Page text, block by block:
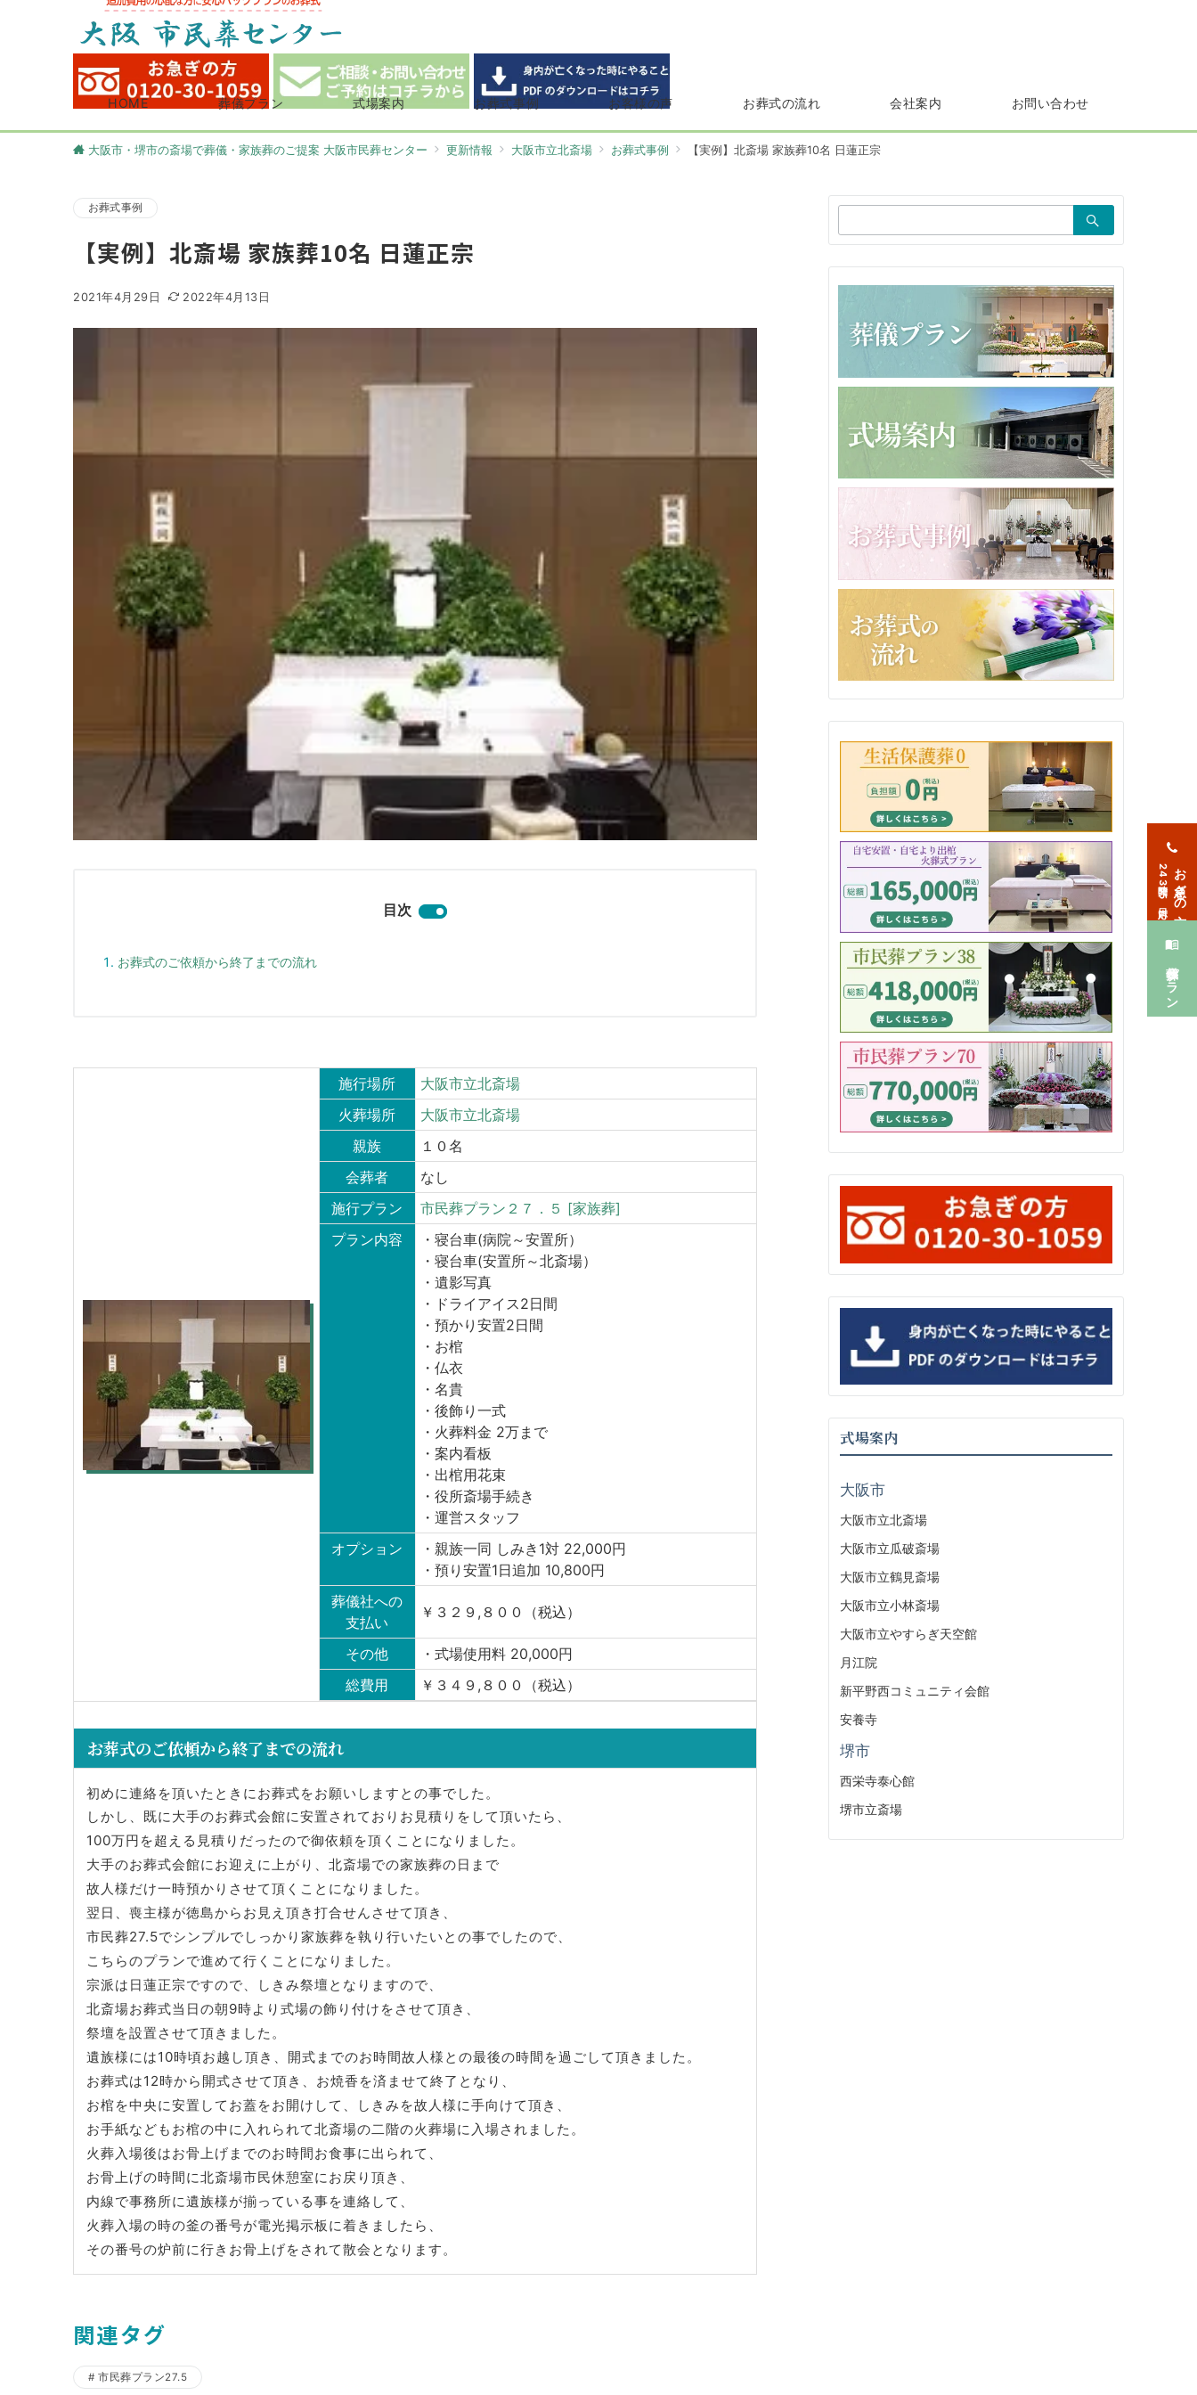
HOME 葬儀プラン 式場案内 お葬式事例 お客様の声 お葬式の流れ 会社案内 お問い合わせ
大阪市・堺市の斎場で葬儀・家族葬のご提案 大阪市民葬センター 更新情報 大阪市立北斎場 お葬式事例 【実例】北斎場 家族葬10名 日蓮正宗
お葬式事例
【実例】北斎場 家族葬10名 日蓮正宗
2021年4月29日 2022年4月13日
目次
お葬式のご依頼から終了までの流れ
施行場所
大阪市立北斎場
火葬場所
大阪市立北斎場
親族
１０名
会葬者
なし
施行プラン
市民葬プラン２７．５ [家族葬]
プラン内容
・寝台車(病院～安置所）
・寝台車(安置所～北斎場）
・遺影写真
・ドライアイス2日間
・預かり安置2日間
・お棺
・仏衣
・名貴
・後飾り一式
・火葬料金 2万まで
・案内看板
・出棺用花束
・役所斎場手続き
・運営スタッフ
オプション
・親族一同 しみき1対 22,000円
・預り安置1日追加 10,800円
葬儀社への
支払い
￥３２９,８００（税込）
その他
・式場使用料 20,000円
総費用
￥３４９,８００（税込）
お葬式のご依頼から終了までの流れ
初めに連絡を頂いたときにお葬式をお願いしますとの事でした。
しかし、既に大手のお葬式会館に安置されておりお見積りをして頂いたら、
100万円を超える見積りだったので御依頼を頂くことになりました。
大手のお葬式会館にお迎えに上がり、北斎場での家族葬の日まで
故人様だけ一時預かりさせて頂くことになりました。
翌日、喪主様が徳島からお見え頂き打合せんさせて頂き、
市民葬27.5でシンプルでしっかり家族葬を執り行いたいとの事でしたので、
こちらのプランで進めて行くことになりました。
宗派は日蓮正宗ですので、しきみ祭壇となりますので、
北斎場お葬式当日の朝9時より式場の飾り付けをさせて頂き、
祭壇を設置させて頂きました。
遺族様には10時頃お越し頂き、開式までのお時間故人様との最後の時間を過ごして頂きました。
お葬式は12時から開式させて頂き、お焼香を済ませて終了となり、
お棺を中央に安置してお蓋をお開けして、しきみを故人様に手向けて頂き、
お手紙などもお棺の中に入れられて北斎場の二階の火葬場に入場されました。
火葬入場後はお骨上げまでのお時間お食事に出られて、
お骨上げの時間に北斎場市民休憩室にお戻り頂き、
内線で事務所に遺族様が揃っている事を連絡して、
火葬入場の時の釜の番号が電光掲示板に着きましたら、
その番号の炉前に行きお骨上げをされて散会となります。
関連タグ
市民葬プラン27.5
索：
式場案内
大阪市
大阪市立北斎場
大阪市立瓜破斎場
大阪市立鶴見斎場
大阪市立小林斎場
大阪市立やすらぎ天空館
月江院
新平野西コミュニティ会館
安養寺
堺市
西栄寺泰心館
堺市立斎場
お急ぎの方
24時間365日対応
葬儀プラン